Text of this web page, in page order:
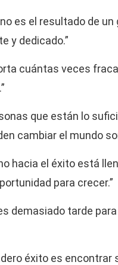
es el resultado de
y dedicado.”
cuántas veces
que están lo
cambiar el mundo
hacia el éxito está
para crecer.”
demasiado tarde
éxito es encontrar